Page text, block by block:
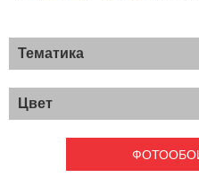
Тематика
Хиты продаж
Детские
Карты
Цвет